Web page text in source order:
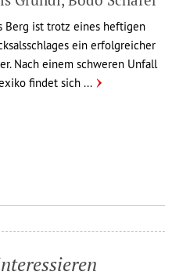
Berg ist trotz eines heftigen
ein erfolg­rei­cher
Nach einem schweren Unfall
findet sich ...